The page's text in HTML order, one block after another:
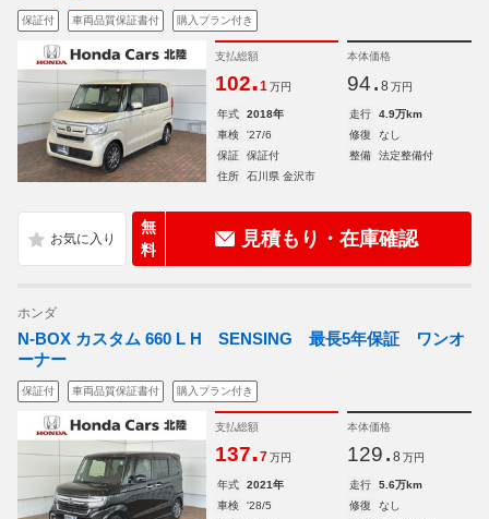
保証付 車両品質保証書付 購入プラン付き
支払総額
102.1 万円
本体価格
94. 8 万円
年式 2018年 走行
4.9万km
車検
'27/6 修復
なし
保証
保証付 整備
法定整備付
住所
石川県 金沢市
無
料
見積もり・在庫確認
ホンダ
N-BOX カスタム 660 L H SENSING 最長5年保証 ワンオ
ーナー
保証付 車両品質保証書付 購入プラン付き
支払総額
137.7 万円
本体価格
129. 8 万円
年式 2021年 走行
5.6万km
車検
'28/5 修復
なし